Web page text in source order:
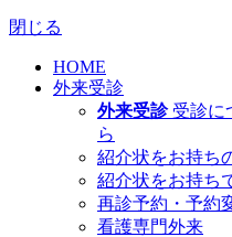
閉じる
HOME
外来受診
外来受診 受診に
ら
紹介状をお持ち
紹介状をお持ち
再診予約・予約
看護専門外来